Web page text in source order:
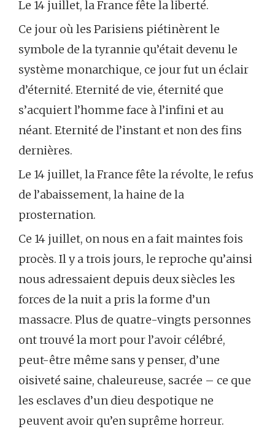
Le 14 juillet, la France fête la liberté.
Ce jour où les Parisiens piétinèrent le
symbole de la tyrannie qu’était devenu le
système monarchique, ce jour fut un éclair
d’éternité. Eternité de vie, éternité que
s’acquiert l’homme face à l’infini et au
néant. Eternité de l’instant et non des fins
dernières.
Le 14 juillet, la France fête la révolte, le refus
de l’abaissement, la haine de la
prosternation.
Ce 14 juillet, on nous en a fait maintes fois
procès. Il y a trois jours, le reproche qu’ainsi
nous adressaient depuis deux siècles les
forces de la nuit a pris la forme d’un
massacre. Plus de quatre-vingts personnes
ont trouvé la mort pour l’avoir célébré,
peut-être même sans y penser, d’une
oisiveté saine, chaleureuse, sacrée – ce que
les esclaves d’un dieu despotique ne
peuvent avoir qu’en suprême horreur.